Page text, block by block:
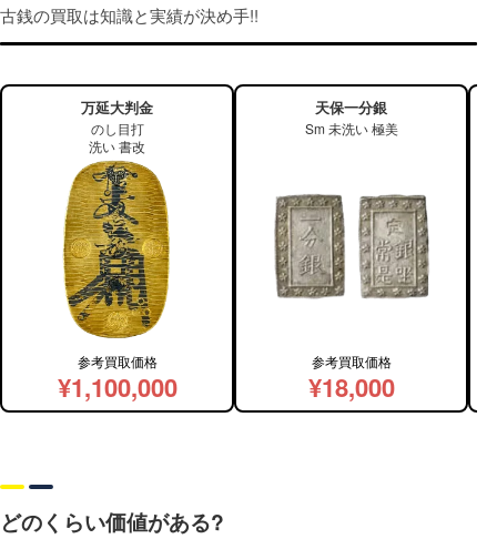
古銭の買取は知識と実績が決め手!!
万延大判金
のし目打
洗い 書改
参考買取価格
¥1,100,000
天保一分銀
Sm 未洗い 極美
参考買取価格
¥18,000
どのくらい価値がある?